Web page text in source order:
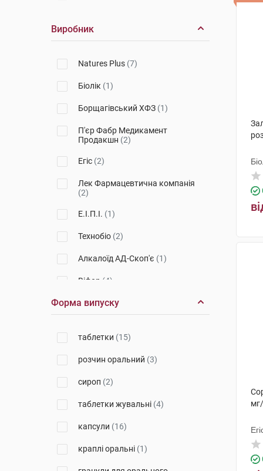
Виробник
Natures Plus (7)
Біолік (1)
Борщагівський ХФЗ (1)
П'єр Фабр Медикамент
Продакшн (2)
Егіс (2)
Лек Фармацевтична компанія
(2)
Е.І.П.І. (1)
Технобіо (2)
Алкалоїд АД-Скоп'є (1)
Віфор (4)
Омніфарма Київ
Форма випуску
таблетки (15)
розчин оральний (3)
сироп (2)
таблетки жувальні (4)
капсули (16)
краплі оральні (1)